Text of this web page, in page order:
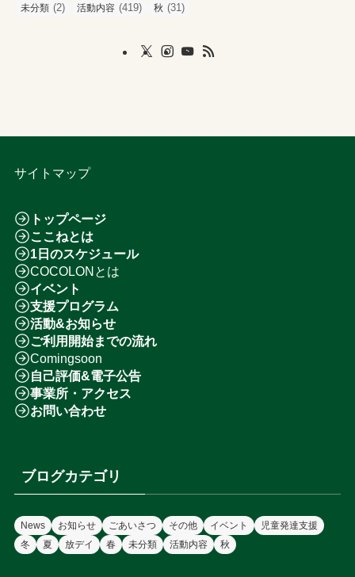
未分類 (2) 活動内容 (419) 秋 (31)
サイトマップ
トップページ
ここねとは
1日のスケジュール
COCOLONとは
イベント
支援プログラム
活動&お知らせ
ご利用開始までの流れ
Comingsoon
自己評価&電子公告
事業所・アクセス
お問い合わせ
ブログカテゴリ
News お知らせ ごあいさつ その他 イベント
児童発達支援
冬
夏 放デイ 春 未分類 活動内容 秋